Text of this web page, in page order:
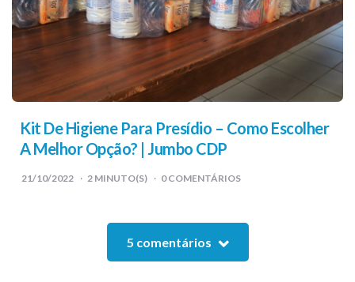
Kit De Higiene Para Presídio – Como Escolher
A Melhor Opção? | Jumbo CDP
21/10/2022 2 MINUTO(S) 0 COMENTÁRIOS
5 comentários